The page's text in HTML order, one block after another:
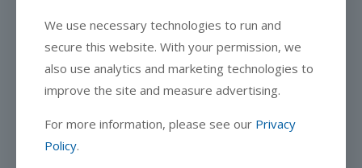
παρέχοντας σαφές πρόγραμμα
προτεραιοτήτων εργασιών και οδηγίες
σε πραγματικό χρόνο.
εκπαίδευση στο merchandising εδώ.
We use necessary technologies to run and
secure this website. With your permission, we
also use analytics and marketing technologies to
improve the site and measure advertising.
For more information, please see our Privacy
Policy.